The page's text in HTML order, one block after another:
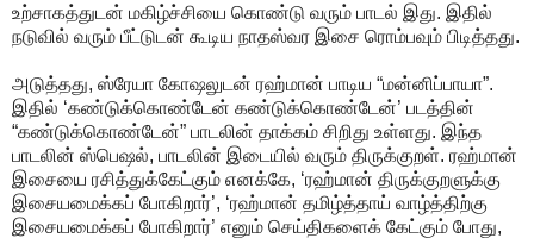
உற்சாகத்துடன் மகிழ்ச்சியை கொண்டு வரும் பாடல் இது. இதில்
நடுவில் வரும் பீட்டுடன் கூடிய நாதஸ்வர இசை ரொம்பவும் பிடித்தது.
அடுத்தது, ஸ்ரேயா கோஷலுடன் ரஹ்மான் பாடிய “மன்னிப்பாயா”.
இதில் ‘கண்டுக்கொண்டேன் கண்டுக்கொண்டேன்’ படத்தின்
“கண்டுக்கொண்டேன்” பாடலின் தாக்கம் சிறிது உள்ளது. இந்த
பாடலின் ஸ்பெஷல், பாடலின் இடையில் வரும் திருக்குறள். ரஹ்மான்
இசையை ரசித்துக்கேட்கும் எனக்கே, ‘ரஹ்மான் திருக்குறளுக்கு
இசையமைக்கப் போகிறார்’, ‘ரஹ்மான் தமிழ்த்தாய் வாழ்த்திற்கு
இசையமைக்கப் போகிறார்’ எனும் செய்திகளைக் கேட்கும் போது,